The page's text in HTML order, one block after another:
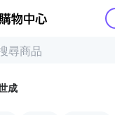
Yahoo購物
成